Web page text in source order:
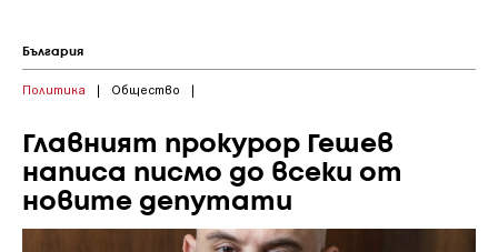
България
Политика | Общество |
Главният прокурор Гешев
написа писмо до всеки от
новите депутати